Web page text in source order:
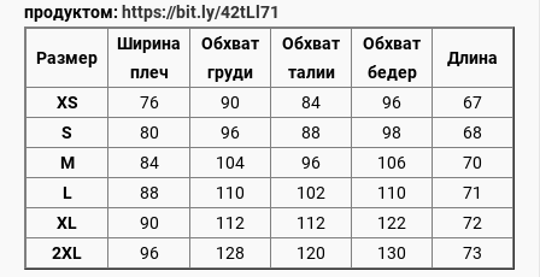
продуктом: https://bit.ly/42tLl71
Размер
Ширина
плеч
Обхват
груди
Обхват
талии
Обхват
бедер
Длина
XS 76 90 84 96
67
S
80 96 88 98
68
M
84 104 96 106
70
L
88 110 102 110
71
XL
90 112 112 122
72
2XL
96 128 120 130 73